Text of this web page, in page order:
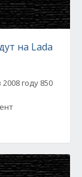
на Lada
году 850